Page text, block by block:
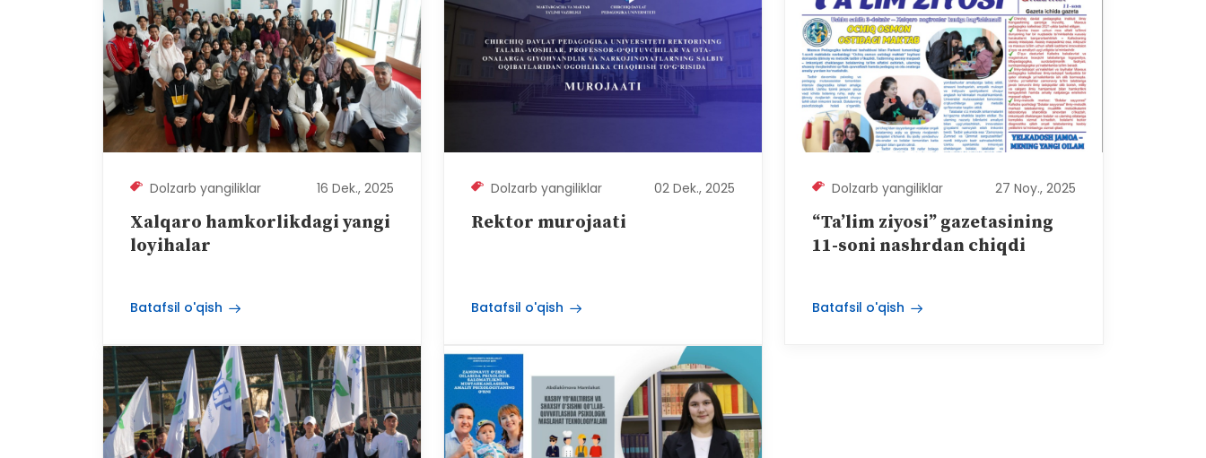
Dolzarb yangiliklar 16 Dek., 2025
Xalqaro hamkorlikdagi yangi
loyihalar
Batafsil o'qish
Dolzarb yangiliklar 02 Dek., 2025
Rektor murojaati
Batafsil o'qish
Dolzarb yangiliklar 27 Noy., 2025
“Ta’lim ziyosi” gazetasining
11-soni nashrdan chiqdi
Batafsil o'qish